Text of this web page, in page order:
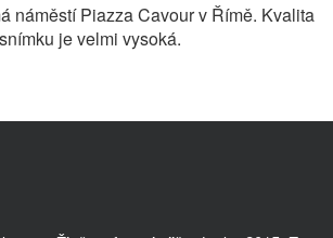
náměstí Piazza Cavour v Římě. Kvalita
snímku je velmi vysoká.